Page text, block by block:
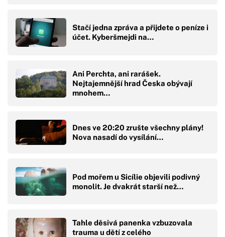
Stačí jedna zpráva a přijdete o peníze i
účet. Kyberšmejdi na…
Ani Perchta, ani rarášek.
Nejtajemnější hrad Česka obývají
mnohem…
Dnes ve 20:20 zrušte všechny plány!
Nova nasadí do vysílání…
Pod mořem u Sicílie objevili podivný
monolit. Je dvakrát starší než…
Tahle děsivá panenka vzbuzovala
trauma u dětí z celého